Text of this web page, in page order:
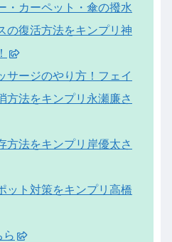
・カーペット・傘の撥水
の復活方法をキンプリ神
サージのやり方！フェイ
方法をキンプリ永瀬廉さ
方法をキンプリ岸優太さ
ット対策をキンプリ高橋
ら